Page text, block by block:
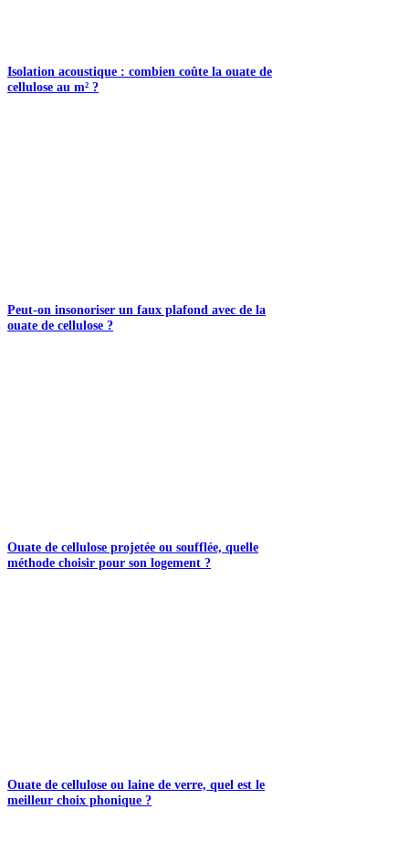
Isolation acoustique : combien coûte la ouate de
cellulose au m² ?
Peut-on insonoriser un faux plafond avec de la
ouate de cellulose ?
Ouate de cellulose projetée ou soufflée, quelle
méthode choisir pour son logement ?
Ouate de cellulose ou laine de verre, quel est le
meilleur choix phonique ?